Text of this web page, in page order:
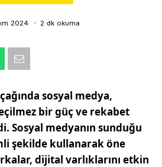
2024 2 dk okuma
sosyal medya,
bir güç ve rekabet
Sosyal medyanın sunduğu
şekilde kullanarak öne
dijital varlıklarını etkin